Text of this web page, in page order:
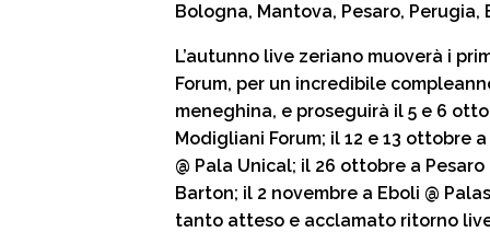
i
Bologna, Mantova, Pesaro, Perugia,
L’autunno live zeriano muoverà i
Forum, per un incredibile
meneghina, e proseguirà il 5 e 6
Modigliani Forum; il 12 e 13 ottobre
@ Pala Unical; il 26 ottobre a
Barton; il 2 novembre a Eboli @
tanto atteso e acclamato ritorno